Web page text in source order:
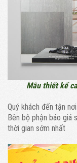
Mẫu thiết kế
Quý khách đến tận
Bên bộ phận báo giá
thời gian sớm nhất